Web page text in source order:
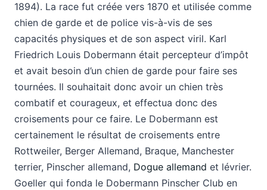
1894). La race fut créée vers 1870 et utilisée comme
chien de garde et de police vis-à-vis de ses
capacités physiques et de son aspect viril. Karl
Friedrich Louis Dobermann était percepteur d’impôt
et avait besoin d’un chien de garde pour faire ses
tournées. Il souhaitait donc avoir un chien très
combatif et courageux, et effectua donc des
croisements pour ce faire. Le Dobermann est
certainement le résultat de croisements entre
Rottweiler, Berger Allemand, Braque, Manchester
terrier, Pinscher allemand, Dogue allemand et lévrier.
Goeller qui fonda le Dobermann Pinscher Club en